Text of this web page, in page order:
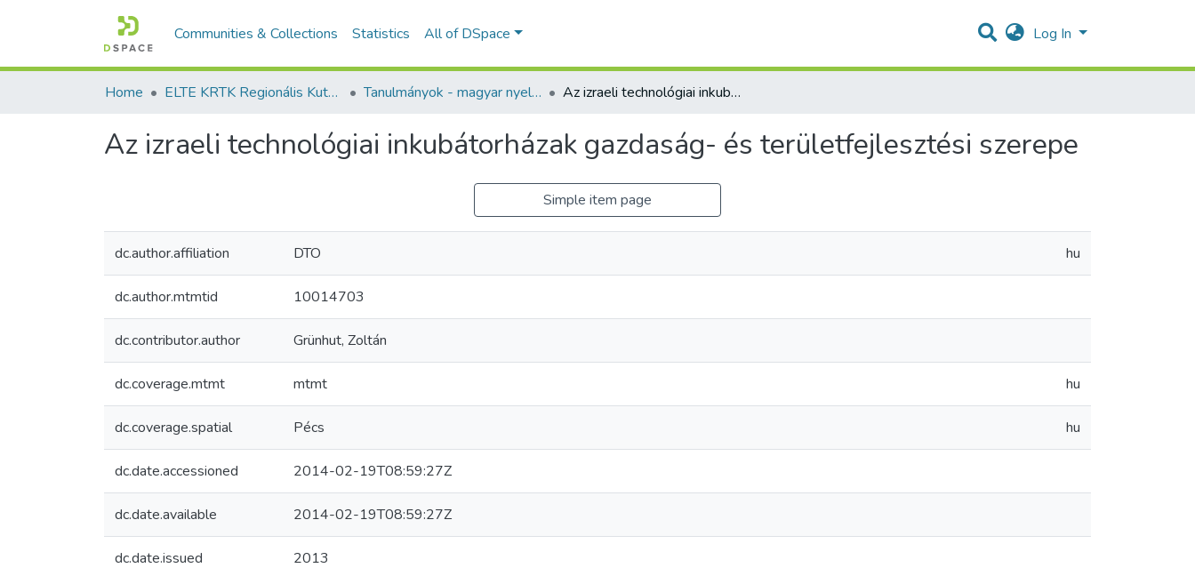
Communities & Collections Statistics All of DSpace Log In
Home ELTE KRTK Regionális Kutatások Intézete Tanulmányok - magyar nyelvű (RKI) Az izraeli technológiai inkubátorházak gazdaság- és területfejlesztési szerepe
Az izraeli technológiai inkubátorházak gazdaság- és területfejlesztési szerepe
Simple item page
dc.author.affiliation DTO hu
dc.author.mtmtid 10014703
dc.contributor.author Grünhut, Zoltán
dc.coverage.mtmt mtmt hu
dc.coverage.spatial Pécs hu
dc.date.accessioned 2014-02-19T08:59:27Z
dc.date.available 2014-02-19T08:59:27Z
dc.date.issued 2013